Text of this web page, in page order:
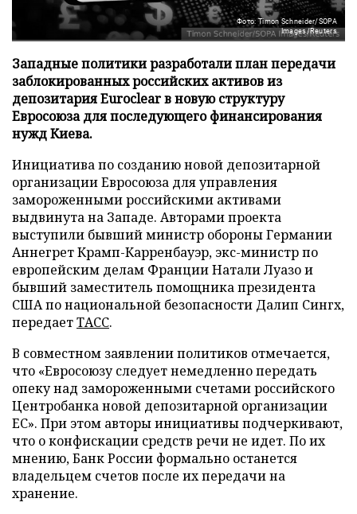
Фото: Timon Schneider/SOPA
Images/Reuters
Западные политики разработали план передачи
заблокированных российских активов из
депозитария Euroclear в новую структуру
Евросоюза для последующего финансирования
нужд Киева.
Инициатива по созданию новой депозитарной
организации Евросоюза для управления
замороженными российскими активами
выдвинута на Западе. Авторами проекта
выступили бывший министр обороны Германии
Аннегрет Крамп-Карренбауэр, экс-министр по
европейским делам Франции Натали Луазо и
бывший заместитель помощника президента
США по национальной безопасности Далип Сингх,
передаетТАСС.
В совместном заявлении политиков отмечается,
что «Евросоюзу следует немедленно передать
опеку над замороженными счетами российского
Центробанка новой депозитарной организации
ЕС». При этом авторы инициативы подчеркивают,
что о конфискации средств речи не идет. По их
мнению, Банк России формально останется
владельцем счетов после их передачи на
хранение.